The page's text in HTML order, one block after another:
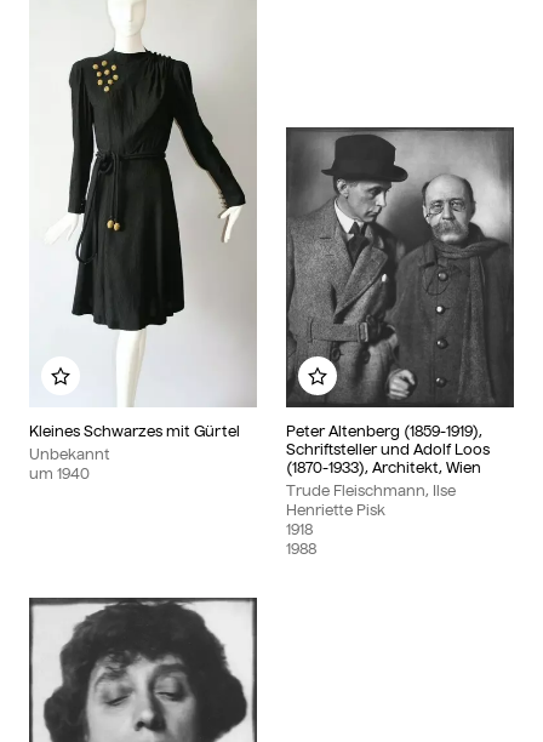
Kleines Schwarzes mit Gürtel
Unbekannt
um 1940
Zu meinem Album hinzufügen
Peter Altenberg (1859-1919),
Schriftsteller und Adolf Loos
(1870-1933), Architekt, Wien
Trude Fleischmann, Ilse
Henriette Pisk
1918
1988
Zu meinem Album